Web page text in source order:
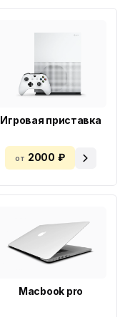
Игровая приставка
от 2000 ₽
Macbook pro